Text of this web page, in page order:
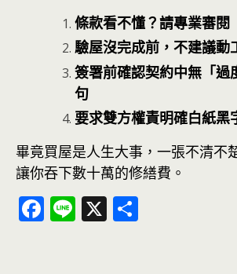
條款看不懂？請專業審閱
驗屋沒完成前，不建議動
簽署前確認契約中無「過
句
要求雙方權責明確白紙黑
畢竟買屋是人生大事，一張不清不
讓你吞下數十萬的修繕費。
F Li X